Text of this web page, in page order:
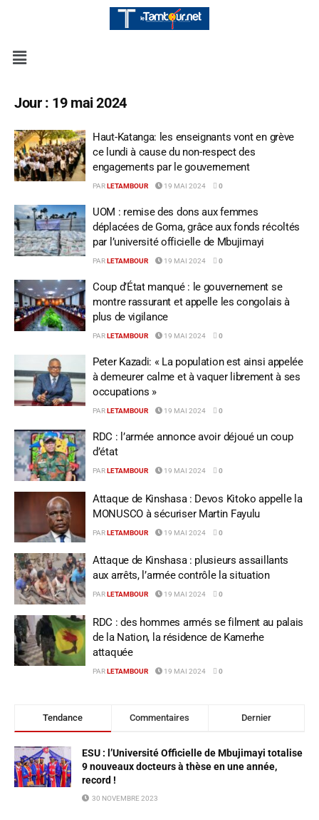
Jour : 19 mai 2024
Haut-Katanga: les enseignants vont en grève
ce lundi à cause du non-respect des
engagements par le gouvernement
PAR LETAMBOUR 19 MAI 2024 0
UOM : remise des dons aux femmes
déplacées de Goma, grâce aux fonds récoltés
par l’université officielle de Mbujimayi
PAR LETAMBOUR 19 MAI 2024 0
Coup d’État manqué : le gouvernement se
montre rassurant et appelle les congolais à
plus de vigilance
PAR LETAMBOUR 19 MAI 2024 0
Peter Kazadi: « La population est ainsi appelée
à demeurer calme et à vaquer librement à ses
occupations »
PAR LETAMBOUR 19 MAI 2024 0
RDC : l’armée annonce avoir déjoué un coup
d’état
PAR LETAMBOUR 19 MAI 2024 0
Attaque de Kinshasa : Devos Kitoko appelle la
MONUSCO à sécuriser Martin Fayulu
PARLETAMBOUR 19 MAI 2024 0
Attaque de Kinshasa : plusieurs assaillants
aux arrêts, l’armée contrôle la situation
PAR LETAMBOUR 19 MAI 2024 0
RDC : des hommes armés se filment au palais
de la Nation, la résidence de Kamerhe
attaquée
PARLETAMBOUR 19 MAI 2024 0
Tendance Commentaires Dernier
ESU : l’Université Officielle de Mbujimayi totalise
9 nouveaux docteurs à thèse en une année,
record !
30 NOVEMBRE 2023